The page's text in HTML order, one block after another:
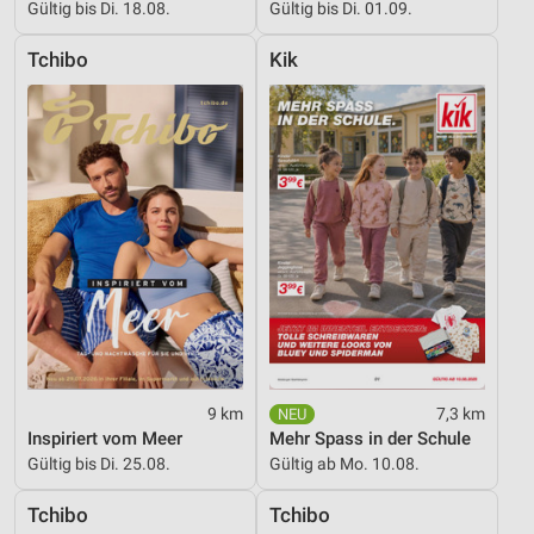
Gültig bis Di. 18.08. Gültig bis Di. 01.09.
Tchibo
9 km
Inspiriert vom Meer
Gültig bis Di. 25.08.
Kik
7,3 km
Mehr Spass in der Schule
Gültig ab Mo. 10.08.
Tchibo Tchibo
Geräte anhand von aktiv angeforderten
Nicht-IAB-Verarbeitungszwecke:
Notwendig
Performance
Funktional
Werbung